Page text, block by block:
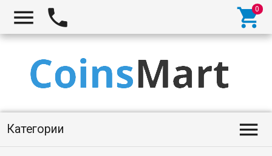
  
Категории 